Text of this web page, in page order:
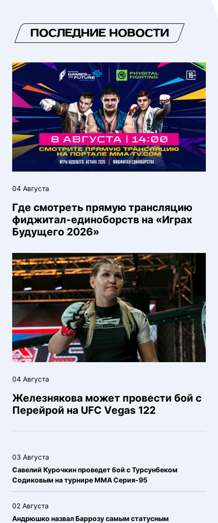
ПОСЛЕДНИЕ НОВОСТИ
04 Августа
Где смотреть прямую трансляцию
фиджитал-единоборств на «Играх
Будущего 2026»
04 Августа
Железнякова может провести бой с
Перейрой на UFC Vegas 122
03 Августа
Савелий Курочкин проведет бой с Турсунбеком
Содиковым на турнире ММА Серия-95
02 Августа
Андрюшко назвал Баррозу самым статусным